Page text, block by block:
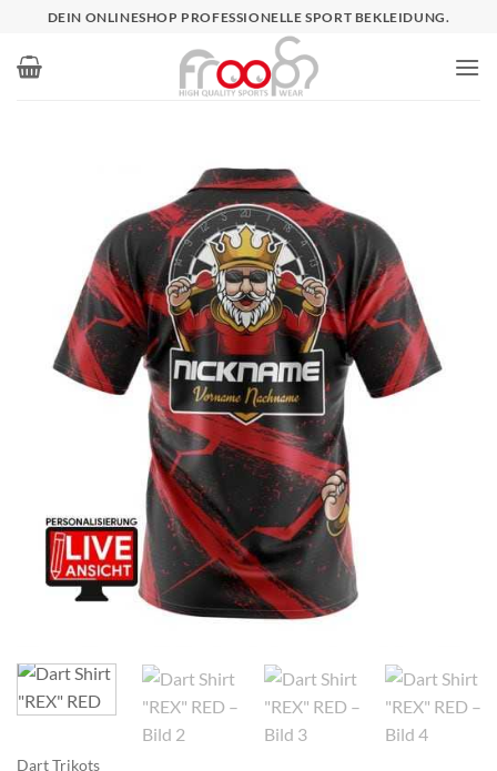
springen
DEIN ONLINESHOP PROFESSIONELLE SPORT BEKLEIDUNG.
Dart Trikots